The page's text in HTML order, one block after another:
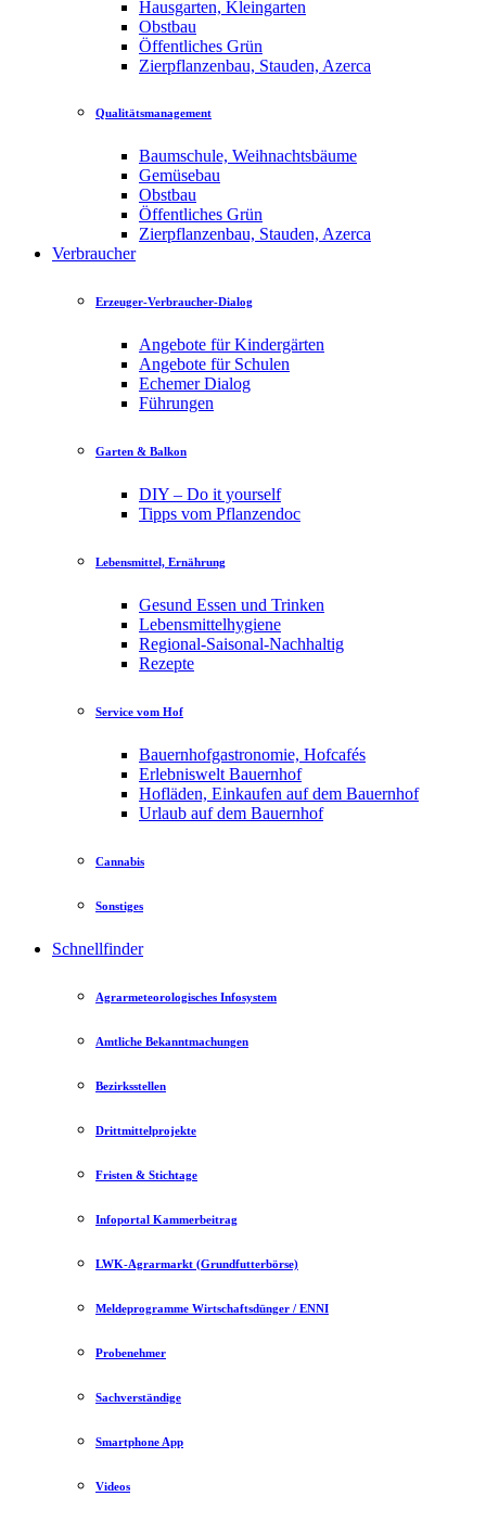
Hausgarten, Kleingarten
Obstbau
Öffentliches Grün
Zierpflanzenbau, Stauden, Azerca
Qualitätsmanagement
Baumschule, Weihnachtsbäume
Gemüsebau
Obstbau
Öffentliches Grün
Zierpflanzenbau, Stauden, Azerca
Verbraucher
Erzeuger-Verbraucher-Dialog
Angebote für Kindergärten
Angebote für Schulen
Echemer Dialog
Führungen
Garten & Balkon
DIY – Do it yourself
Tipps vom Pflanzendoc
Lebensmittel, Ernährung
Gesund Essen und Trinken
Lebensmittelhygiene
Regional-Saisonal-Nachhaltig
Rezepte
Service vom Hof
Bauernhofgastronomie, Hofcafés
Erlebniswelt Bauernhof
Hofläden, Einkaufen auf dem Bauernhof
Urlaub auf dem Bauernhof
Cannabis
Sonstiges
Schnellfinder
Agrarmeteorologisches Infosystem
Amtliche Bekanntmachungen
Bezirksstellen
Drittmittelprojekte
Fristen & Stichtage
Infoportal Kammerbeitrag
LWK-Agrarmarkt (Grundfutterbörse)
Meldeprogramme Wirtschaftsdünger / ENNI
Probenehmer
Sachverständige
Smartphone App
Videos